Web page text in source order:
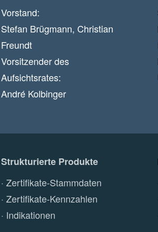
Vorstand:
Stefan Brügmann, Christian
Freundt
Vorsitzender des
Aufsichtsrates:
André Kolbinger
Strukturierte Produkte
Zertifikate-Stammdaten
Zertifikate-Kennzahlen
Indikationen